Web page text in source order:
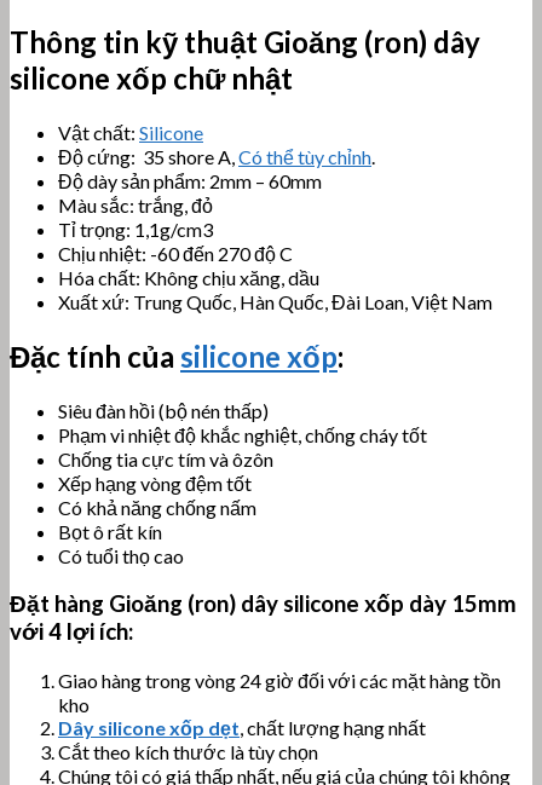
Thông tin kỹ thuật Gioăng (ron) dây
silicone xốp chữ nhật
Vật chất: Silicone
Độ cứng: 35 shore A, Có thể tùy chỉnh
Độ dày sản phẩm: 2mm – 60mm
Màu sắc: trắng, đỏ
Tỉ trọng: 1,1g/cm3
Chịu nhiệt: -60 đến 270 độ C
Hóa chất: Không chịu xăng, dầu
Xuất xứ: Trung Quốc, Hàn Quốc, Đài Loan, Việt Nam
Đặc tính của silicone xốp:
Siêu đàn hồi (bộ nén thấp)
Phạm vi nhiệt độ khắc nghiệt, chống cháy tốt
Chống tia cực tím và ôzôn
Xếp hạng vòng đệm tốt
Có khả năng chống nấm
Bọt ô rất kín
Có tuổi thọ cao
Đặt hàng Gioăng (ron) dây silicone xốp dày 15mm
với 4 lợi ích:
Giao hàng trong vòng 24 giờ đối với các mặt hàng tồn
kho
Dây silicone xốp dẹt, chất lượng hạng nhất
Cắt theo kích thước là tùy chọn
Chúng tôi có giá thấp nhất, nếu giá của chúng tôi không